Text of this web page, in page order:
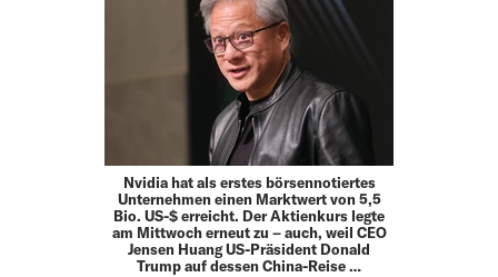
Nvidia hat als erstes börsennotiertes
Unternehmen einen Marktwert von 5,5
Bio. US-$ erreicht. Der Aktienkurs legte
am Mittwoch erneut zu – auch, weil CEO
Jensen Huang US-Präsident Donald
Trump auf dessen China-Reise …